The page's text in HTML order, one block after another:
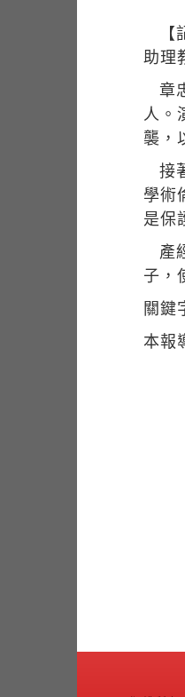
助理
章
人。
襲，
接
學術
是保
產
子，
關鍵
本報